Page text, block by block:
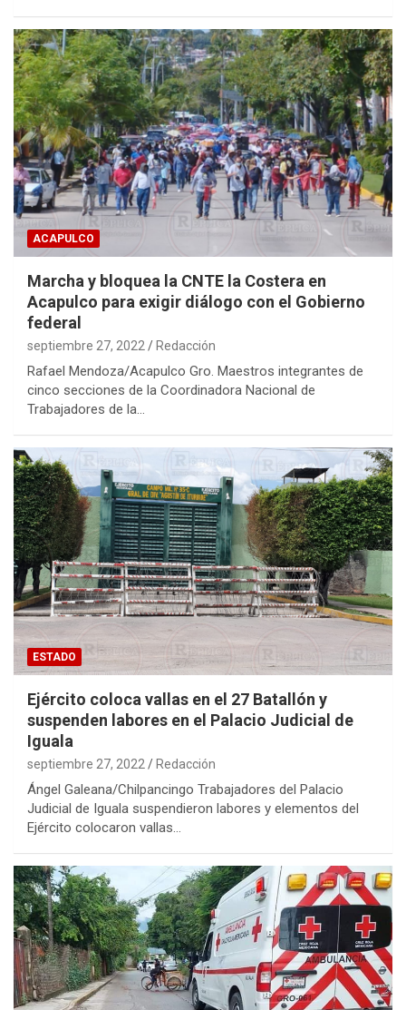
ACAPULCO
Marcha y bloquea la CNTE la Costera en
Acapulco para exigir diálogo con el Gobierno
federal
septiembre 27, 2022 Redacción
Rafael Mendoza/Acapulco Gro. Maestros integrantes de
cinco secciones de la Coordinadora Nacional de
Trabajadores de la…
ESTADO
Ejército coloca vallas en el 27 Batallón y
suspenden labores en el Palacio Judicial de
Iguala
septiembre 27, 2022 Redacción
Ángel Galeana/Chilpancingo Trabajadores del Palacio
Judicial de Iguala suspendieron labores y elementos del
Ejército colocaron vallas…